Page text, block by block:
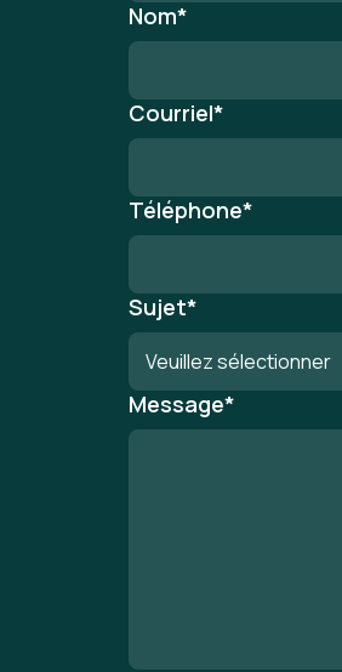
Nom*
Courriel*
Téléphone*
Sujet*
Message*